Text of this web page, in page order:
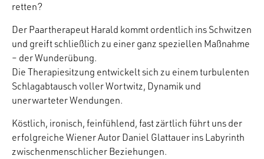
retten?
Der Paartherapeut Harald kommt ordentlich ins Schwitzen
und greift schließlich zu einer ganz speziellen Maßnahme
– der Wunderübung.
Die Therapiesitzung entwickelt sich zu einem turbulenten
Schlagabtausch voller Wortwitz, Dynamik und
unerwarteter Wendungen.
Köstlich, ironisch, feinfühlend, fast zärtlich führt uns der
erfolgreiche Wiener Autor Daniel Glattauer ins Labyrinth
zwischenmenschlicher Beziehungen.